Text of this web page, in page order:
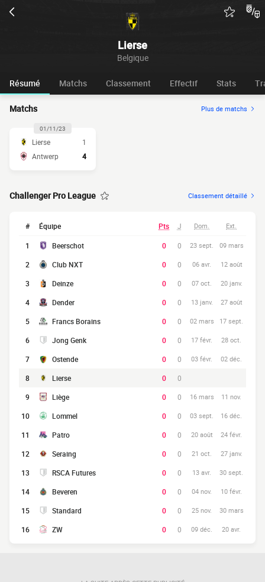
Lierse
Belgique
Résumé Matchs Classement Effectif Stats
Matchs Plus de matchs
01/11/23
Lierse
1
Antwerp
4
Challenger Pro League Classement détaillé
# Équipe Pts J Dom. Ext.
1 Beerschot 0 0 23 sept. 09 mars
2 Club NXT 0 0 06 avr. 12 août
3 Deinze 0 0 07 oct. 20 janv.
4 Dender 0 0 13 janv. 27 août
5 Francs Borains 0 0 02 mars 17 sept.
6 Jong Genk 0 0 17 févr. 28 oct.
7 Ostende 0 0 03 févr. 02 déc.
8 Lierse 0
0
9
Liège 0 0 16 mars 11 nov.
10 Lommel 0 0 03 sept. 16 déc.
11 Patro 0 0 20 août 24 févr.
12 Seraing 0 0 21 oct. 27 janv.
13 RSCA Futures 0 0 13 avr. 30 sept.
14 Beveren 0 0 04 nov. 10 févr.
15 Standard 0 0 25 nov. 30 mars
16 ZW 0 0 09 déc. 20 avr.